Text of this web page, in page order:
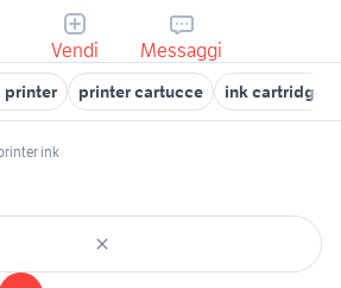
Vendi Messaggi
printer printer cartucce ink cartridges
ink